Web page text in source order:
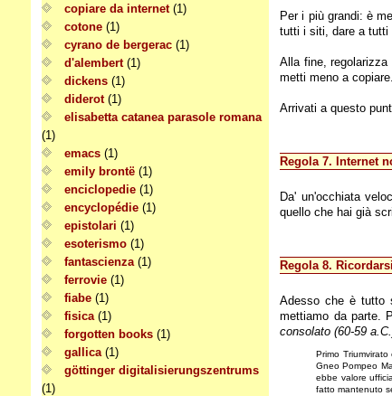
copiare da internet (1)
cotone (1)
cyrano de bergerac (1)
d'alembert (1)
dickens (1)
diderot (1)
elisabetta catanea parasole romana
(1)
emacs (1)
emily brontë (1)
enciclopedie (1)
encyclopédie (1)
epistolari (1)
esoterismo (1)
fantascienza (1)
ferrovie (1)
fiabe (1)
fisica (1)
forgotten books (1)
gallica (1)
göttinger digitalisierungszentrums
(1)
Per i più grandi: è
tutti i siti, dare a tutti
Alla fine,
metti meno a copiare.
Arrivati a questo
Regola 7. Internet
Da' un'occhiata
quello che hai già
Regola 8.
Adesso che è tutto
mettiamo da parte.
consolato (60-59
Primo
Gneo Pompeo
ebbe valore
fatto mantenuto